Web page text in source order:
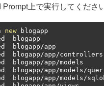
上で実行してください
new blogapp
blogapp
/app
blogapp
/app/controllers
blogapp
/app/models
blogapp
/app/models/
blogapp
/app/models/